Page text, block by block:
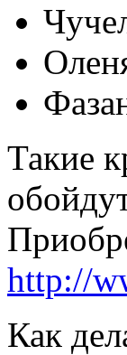
Такие
http://
Как